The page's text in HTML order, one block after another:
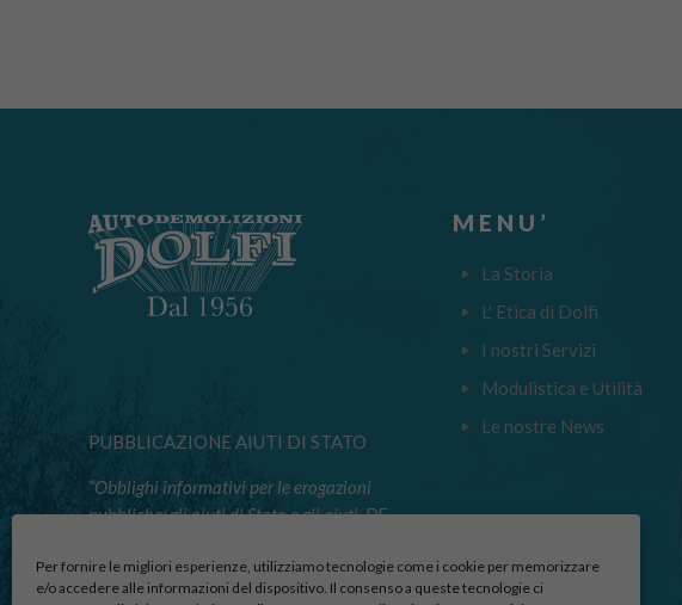
Per fornire le migliori esperienze, utilizziamo tecnologie come i cookie per memorizzare
e/o accedere alle informazioni del dispositivo. Il consenso a queste tecnologie ci
PUBBLICAZIONE AIUTI DI STATO
“Obblighi informativi per le erogazioni
pubbliche: gli aiuti di Stato e gli aiuti DE
nell’anno 2023 sono contenuti nel registro
nazionale degli aiuti di Stato di cui all’
MENU’
La Storia
L' Etica di Dolfi
I nostri Servizi
Modulistica e Utilità
Le nostre News